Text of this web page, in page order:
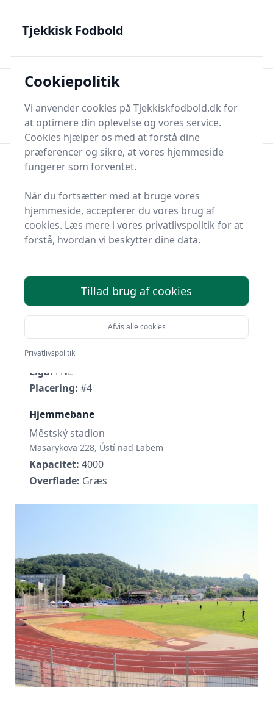
dansk
Søg nu
FK Ústí nad Labem
Grundlagt:
Liga: FNL
Placering: #4
Hjemmebane
Městský stadion
Masarykova 228, Ústí nad Labem
Kapacitet: 4000
Overflade: Græs
Tjekkisk Fodbold
Cookiepolitik
Vi anvender cookies på Tjekkiskfodbold.dk for
at optimere din oplevelse og vores service.
Cookies hjælper os med at forstå dine
præferencer og sikre, at vores hjemmeside
fungerer som forventet.
Når du fortsætter med at bruge vores
hjemmeside, accepterer du vores brug af
cookies. Læs mere i vores privatlivspolitik for at
forstå, hvordan vi beskytter dine data.
Tillad brug af cookies
Afvis alle cookies
Privatlivspolitik